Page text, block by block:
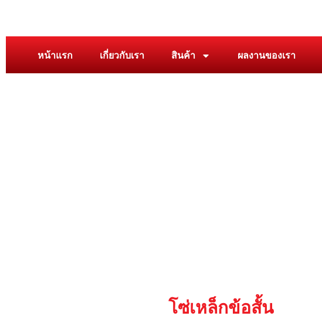
หน้าแรก เกี่ยวกับเรา สินค้า ผลงานของเรา
โซ่เหล็กข้อสั้น